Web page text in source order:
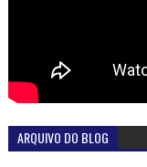
ARQUIVO DO BLOG